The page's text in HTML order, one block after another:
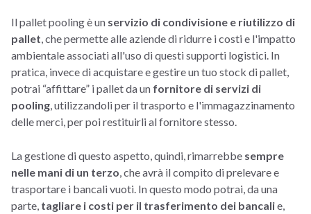
Il pallet pooling è un servizio di condivisione e riutilizzo di
pallet , che permette alle aziende di ridurre i costi e l'impatto
ambientale associati all'uso di questi supporti logistici. In
pratica, invece di acquistare e gestire un tuo stock di pallet,
potrai “affittare” i pallet da un fornitore di servizi di
pooling , utilizzandoli per il trasporto e l'immagazzinamento
delle merci, per poi restituirli al fornitore stesso.
La gestione di questo aspetto, quindi, rimarrebbe sempre
nelle mani di un terzo , che avrà il compito di prelevare e
trasportare i bancali vuoti. In questo modo potrai, da una
parte, tagliare i costi per il trasferimento dei bancalie,